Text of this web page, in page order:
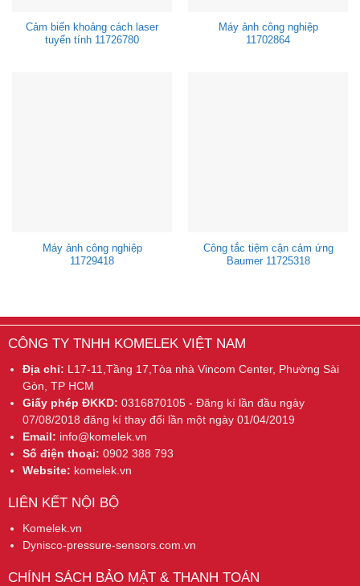
Cảm biến khoảng cách laser
tuyến tính 11726780
Máy ảnh công nghiệp
11702864
Máy ảnh công nghiệp
11729418
Công tắc tiệm cận cảm ứng
Baumer 11725318
CÔNG TY TNHH KOMELEK VIỆT NAM
Địa chỉ: L17-11,Tầng 17,Tòa nhà Vincom Center, Phường Sài
Gòn, TP HCM
Giấy phép ĐKKD: 0316870105 - Đăng kí lần đầu ngày
07/08/2018 đăng kí thay đổi lần một ngày 01/04/2019
Email: info@komelek.vn
Số điện thoại: 0902 388 793
Website: komelek.vn
LIÊN KẾT NỘI BỘ
Komelek.vn
Dynisco-pressure-sensors.com.vn
CHÍNH SÁCH BẢO MẬT & THANH TOÁN